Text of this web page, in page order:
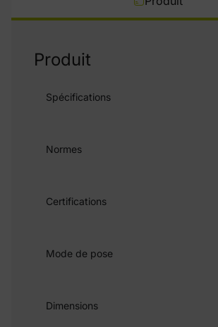
Produit
Spécifications
Normes
Certifications
Mode de pose
Dimensions